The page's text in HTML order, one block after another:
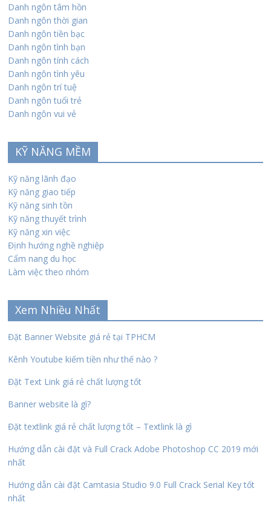
Danh ngôn tâm hồn
Danh ngôn thời gian
Danh ngôn tiền bạc
Danh ngôn tình bạn
Danh ngôn tính cách
Danh ngôn tình yêu
Danh ngôn trí tuệ
Danh ngôn tuổi trẻ
Danh ngôn vui vẻ
KỸ NĂNG MỀM
Kỹ năng lãnh đạo
Kỹ năng giao tiếp
Kỹ năng sinh tồn
Kỹ năng thuyết trình
Kỹ năng xin việc
Định hướng nghề nghiệp
Cẩm nang du học
Làm việc theo nhóm
Xem Nhiều Nhất
Đặt Banner Website giá rẻ tại TPHCM
Kênh Youtube kiếm tiền như thế nào ?
Đặt Text Link giá rẻ chất lượng tốt
Banner website là gì?
Đặt textlink giá rẻ chất lượng tốt – Textlink là gì
Hướng dẫn cài đặt và Full Crack Adobe Photoshop CC 2019 mới
nhất
Hướng dẫn cài đặt Camtasia Studio 9.0 Full Crack Serial Key tốt
nhất